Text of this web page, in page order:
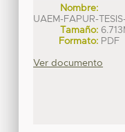
Nombre:
UAEM-FAPUR-
Tamaño:
Formato: PDF
Ver documento